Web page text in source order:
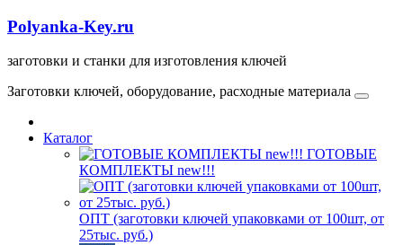
Polyanka-Key.ru
заготовки и станки для изготовления ключей
Заготовки ключей, оборудование, расходные материала
Каталог
ГОТОВЫЕ
КОМПЛЕКТЫ new!!!
ОПТ (заготовки ключей упаковками от 100шт, от
25тыс. руб.)